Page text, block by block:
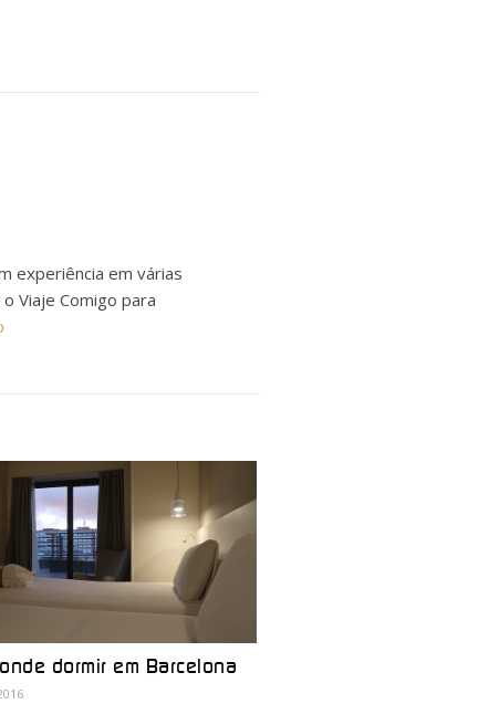
experiência em várias
Viaje Comigo para
dormir em Barcelona